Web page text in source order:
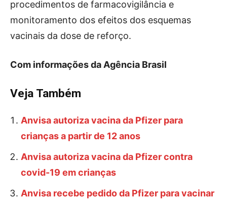
procedimentos de farmacovigilância e
monitoramento dos efeitos dos esquemas
vacinais da dose de reforço.
Com informações da Agência Brasil
Veja Também
Anvisa autoriza vacina da Pfizer para
crianças a partir de 12 anos
Anvisa autoriza vacina da Pfizer contra
covid-19 em crianças
Anvisa recebe pedido da Pfizer para vacinar